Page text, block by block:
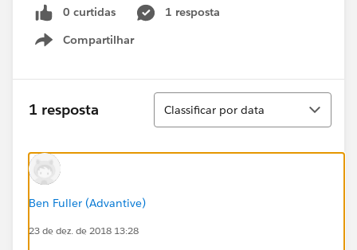
0 curtidas
1 resposta
Compartilhar
Show menu
1 resposta
Classificar
Classificar por data
Ben Fuller (Advantive)
23 de dez. de 2018 13:28